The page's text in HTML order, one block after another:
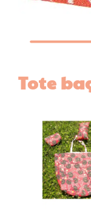
Tote